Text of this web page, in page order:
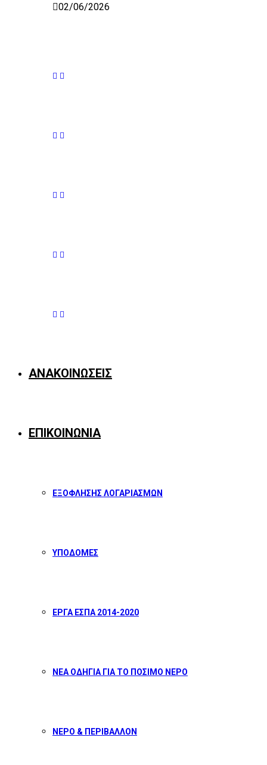
02/06/2026
ΑΝΑΚΟΙΝΩΣΕΙΣ
ΕΠΙΚΟΙΝΩΝΙΑ
ΕΞΟΦΛΗΣΗΣ ΛΟΓΑΡΙΑΣΜΩΝ
ΥΠΟΔΟΜΕΣ
ΕΡΓΑ ΕΣΠΑ 2014-2020
ΝΕΑ ΟΔΗΓΙΑ ΓΙΑ ΤΟ ΠΟΣΙΜΟ ΝΕΡΟ
ΝΕΡΟ & ΠΕΡΙΒΑΛΛΟΝ